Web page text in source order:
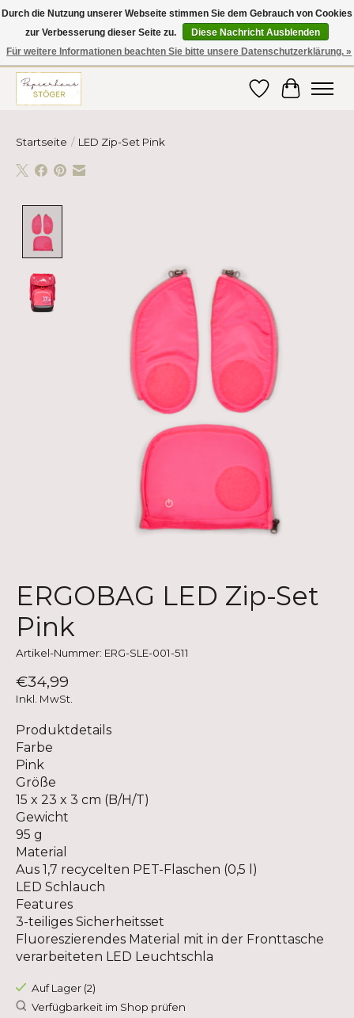
Hier finden Sie hochwertige Produkte im Bereich Schule, Büro, Papier,
Schreiben und vieles mehr! Erhalten Sie Ihre Bestellung bequem nach
Hause oder ins Büro geliefert!
Wunschzettel
Ihr
Startseite / LED Zip-Set Pink
ERGOBAG LED Zip-Set
Pink
Artikel-Nummer: ERG-SLE-001-511
€34,99
Inkl. MwSt.
Produktdetails
Farbe
Pink
Größe
15 x 23 x 3 cm (B/H/T)
Gewicht
95 g
Material
Aus 1,7 recycelten PET-Flaschen (0,5 l)
LED Schlauch
Features
3-teiliges Sicherheitsset
Fluoreszierendes Material mit in der Fronttasche
verarbeiteten LED Leuchtschla
Auf Lager (2)
Verfügbarkeit im Shop prüfen
Durch die Nutzung unserer Webseite stimmen Sie dem Gebrauch von Cookies
zur Verbesserung dieser Seite zu.
Diese Nachricht Ausblenden
Für weitere Informationen beachten Sie bitte unsere Datenschutzerklärung. »